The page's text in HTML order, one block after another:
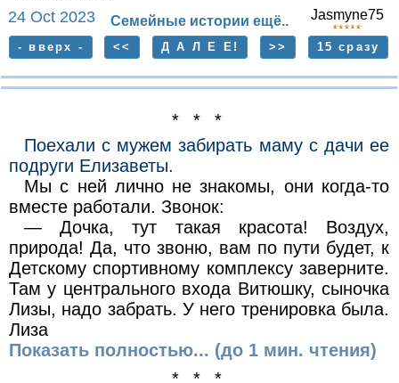
24 Oct 2023 Семейные истории ещё.. Jasmyne75
- вверх - << Д А Л Е Е! >> 15 сразу
* * *
Поехали с мужем забирать маму с дачи ее
подруги Елизаветы.
Мы с ней лично не знакомы, они когда-то
вместе работали. Звонок:
— Дочка, тут такая красота! Воздух,
природа! Да, что звоню, вам по пути будет, к
Детскому спортивному комплексу заверните.
Там у центрального входа Витюшку, сыночка
Лизы, надо забрать. У него тренировка была.
Лиза
Показать полностью... (до 1 мин. чтения)
* * *